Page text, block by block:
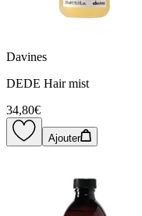
Davines
DEDE Hair mist
34,80€
Ajouter